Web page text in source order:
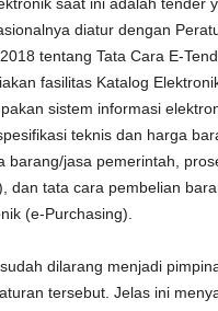
diatur dengan
tentang Tata Cara E-
fasilitas Katalog
sistem informasi
teknis dan harga
barang/jasa pemerintah,
dan tata cara pembelian
(e-Purchasing).
dilarang menjadi
tersebut. Jelas ini